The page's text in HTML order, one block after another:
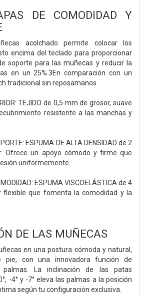
DE COMODIDAD Y
acolchado permite colocar los
encima del teclado para proporcionar
soporte para las muñecas y reducir la
en un 25%.3En comparación con un
tradicional sin reposamanos.
TEJIDO de 0,5 mm de grosor, suave
resistente a las manchas y
ESPUMA DE ALTA DENSIDAD de 2
Ofrece un apoyo cómodo y firme que
uniformemente.
ESPUMA VISCOELÁSTICA de 4
flexible que fomenta la comodidad y la
DE LAS MUÑECAS
en una postura cómoda y natural,
pie, con una innovadora función de
palmas. La inclinación de las patas
-4° y -7° eleva las palmas a la posición
según tu configuración exclusiva.